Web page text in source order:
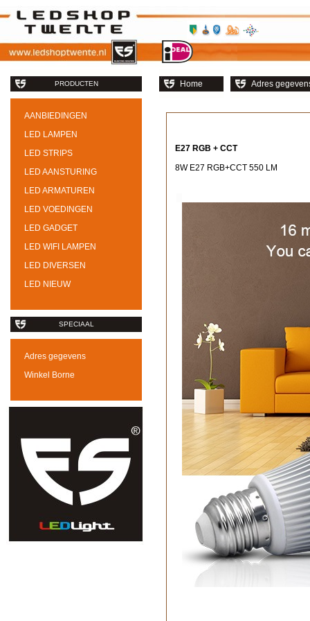
PRODUCTEN
AANBIEDINGEN
LED LAMPEN
LED STRIPS
LED AANSTURING
LED ARMATUREN
LED VOEDINGEN
LED GADGET
LED WIFI LAMPEN
LED DIVERSEN
LED NIEUW
SPECIAAL
Adres gegevens
Winkel Borne
Home Adres
E27 RGB + CCT
8W E27 RGB+CCT 550 LM